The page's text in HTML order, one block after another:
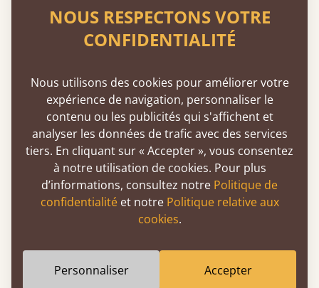
en différentes tailles, finitions et styles, pour
s’adapter à tous les goûts et à tous les
trouverez un modèle adapté à vos besoins.
Et si vous recherchez un lit totalement
personnalisé, notre service de fabrication sur
mesure vous permet de choisir la taille exacte
qui correspond à votre espace nuit.
Sans tête de lit, nos lits bas en bois sont
idéaux pour les combles ou les chambres avec
optimisent la hauteur disponible. En les
plaçant contre un mur, vous gagnez encore
NOUS RESPECTONS VOTRE
CONFIDENTIALITÉ
Nous utilisons des cookies pour améliorer votre
expérience de navigation, personnaliser le
contenu ou les publicités qui s'affichent et
analyser les données de trafic avec des services
tiers. En cliquant sur « Accepter », vous consentez
à notre utilisation de cookies. Pour plus
d’informations, consultez notre Politique de
confidentialitéet notre Politique relative aux
cookies.
Personnaliser Accepter